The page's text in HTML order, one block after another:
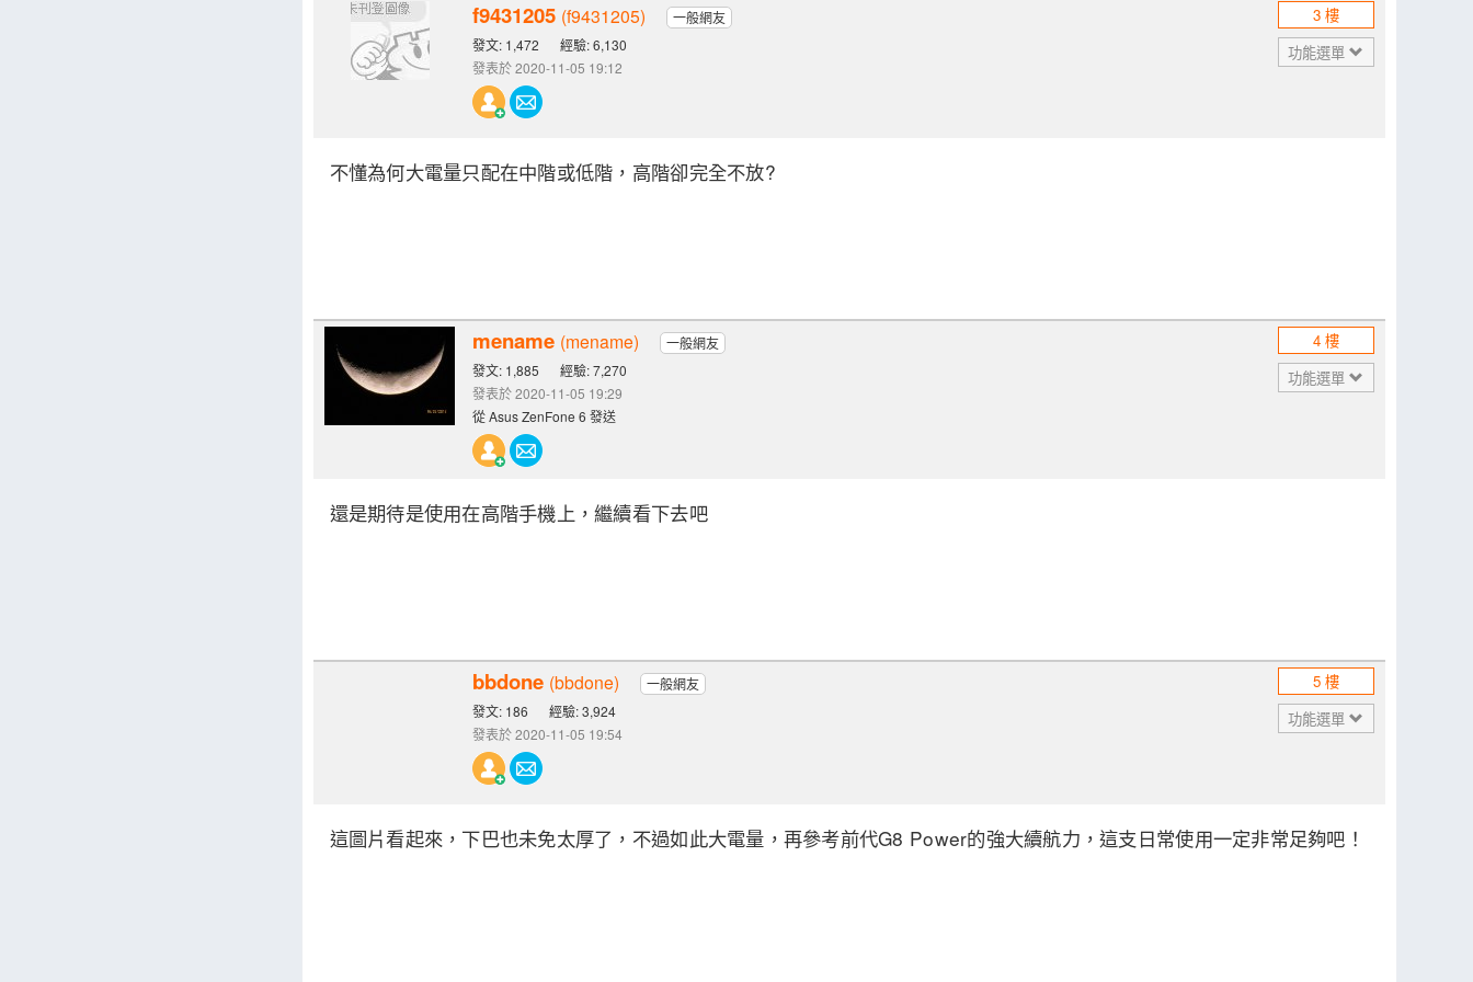
f9431205 (f9431205)
一般網友
發文: 1,472
經驗: 6,130
發表於 2020-11-05 19:12
3 樓
功能選單
不懂為何大電量只配在中階或低階，高階卻完全不放?
mename (mename)
一般網友
發文: 1,885
經驗: 7,270
發表於 2020-11-05 19:29
從 Asus ZenFone 6 發送
4 樓
功能選單
還是期待是使用在高階手機上，繼續看下去吧
bbdone (bbdone)
一般網友
發文: 186
經驗: 3,924
發表於 2020-11-05 19:54
5 樓
功能選單
這圖片看起來，下巴也未免太厚了，不過如此大電量，再參考前代G8 Power的強大續航力，這支日常使用一定非常足夠吧！